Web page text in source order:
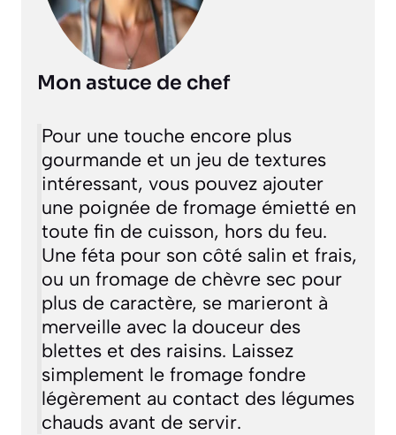
Mon astuce de chef
Pour une touche encore plus
gourmande et un jeu de textures
intéressant, vous pouvez ajouter
une poignée de fromage émietté en
toute fin de cuisson, hors du feu.
Une féta pour son côté salin et frais,
ou un fromage de chèvre sec pour
plus de caractère, se marieront à
merveille avec la douceur des
blettes et des raisins. Laissez
simplement le fromage fondre
légèrement au contact des légumes
chauds avant de servir.